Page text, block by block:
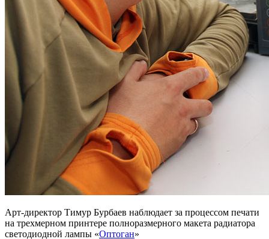
Арт-директор Тимур Бурбаев наблюдает за процессом печати
на трехмерном принтере полноразмерного макета радиатора
светодиодной лампы «Оптоган»